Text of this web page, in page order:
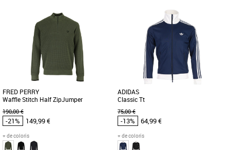
Vêtements pas cher et Promos
Le polo The Fred Perry Shirt incarne
l'élégance décontractée avec une
touche contemporaine, parfait [...]
Vêtements pas cher et Promos
Découvrez le Fred Perry The Fred Perry
Shirt, un polo incontournable pour la
saison Printemps-Été [...]
FRED PERRY
Waffle Stitch Half ZipJumper
190,00 €
-21% 149,99 €
+ de coloris
ADIDAS
Classic Tt
75,00 €
-13% 64,99 €
+ de coloris